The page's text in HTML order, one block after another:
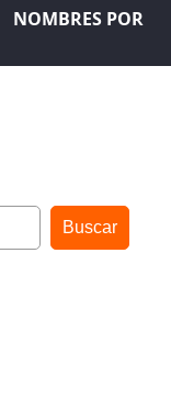
NOMBRES POR